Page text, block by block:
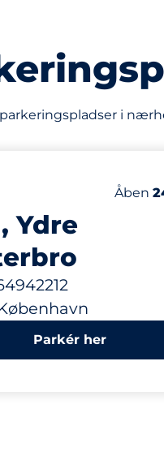
i
Ydre
Fredag
Åben
Parkér her